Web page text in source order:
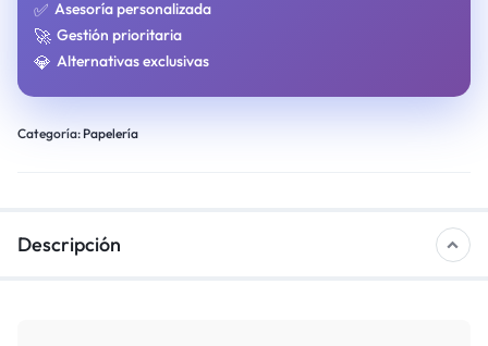
✅ Asesoría personalizada
🚀 Gestión prioritaria
💎 Alternativas exclusivas
Categoría: Papelería
Descripción